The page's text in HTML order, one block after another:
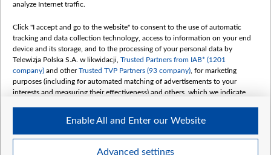
Жэстачайшы мульт
Belsat English
Biełsat PL
Белсат Now
Белсат History
Белсат Music
Белсат Doc
My consents
analyze Internet traffic.
Click "I accept and go to the website" to consent to the use of automatic
tracking and data collection technology, access to information on your end
device and its storage, and to the processing of your personal data by
Telewizja Polska S.A. w likwidacji, Trusted Partners from IAB* (1201
company) and otherTrusted TVP Partners (93 company) , for marketing
purposes (including for automated matching of advertisements to your
interests and measuring their effectiveness) and others, which we indicate
The purposes of processing your data by TVP S.A. w likwidacji are as
follows:
Advanced settings
Enable All and Enter our Website